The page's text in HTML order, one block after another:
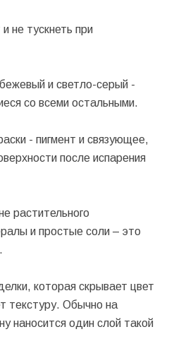
не тускнеть при
и светло-серый -
со всеми остальными.
- пигмент и связующее,
после испарения
растительного
и простые соли – это
которая скрывает цвет
текстуру. Обычно на
наносится один слой такой